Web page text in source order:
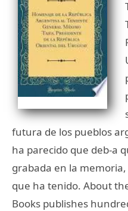
futura de los pueblos
ha parecido que deb-a
grabada en la
que ha tenido. About
Books publishes